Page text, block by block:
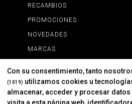
RECAMBIOS
PROMOCIONES
NOVEDADES
MARCAS
INFORMACIÓN
Con su consentimiento, tanto
(1019) utilizamos cookies u
almacenar, acceder y procesar